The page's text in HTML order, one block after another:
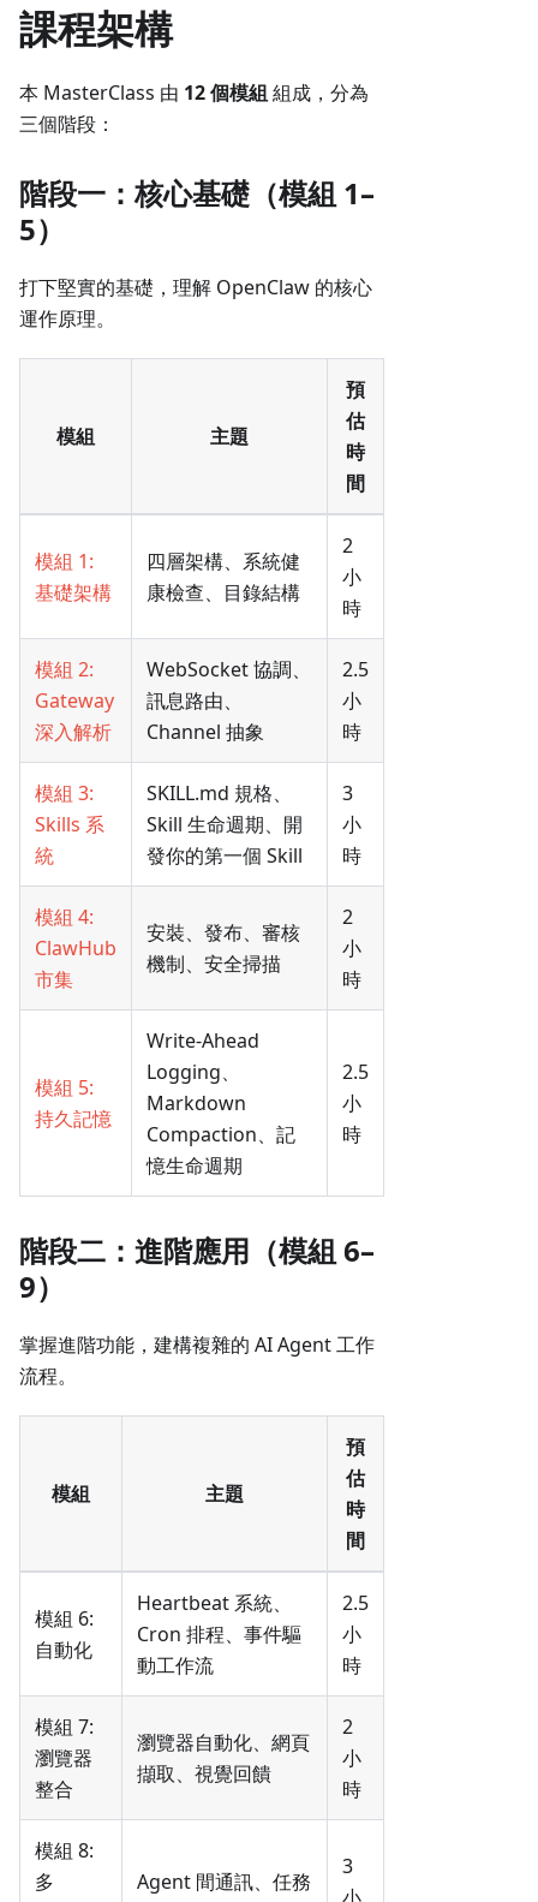
課程架構
本 MasterClass 由 12 個模組 組成，分為
三個階段：
階段一：核心基礎（模組 1–
5）
打下堅實的基礎，理解 OpenClaw 的核心
運作原理。
模組 主題
預
估
時
間
模組 1:
基礎架構
四層架構、系統健
康檢查、目錄結構
2
小
時
模組 2:
Gateway
深入解析
WebSocket 協調、
訊息路由、
Channel 抽象
2.5
小
時
模組 3:
Skills 系
統
SKILL.md 規格、
Skill 生命週期、開
發你的第一個 Skill
3
小
時
模組 4:
ClawHub
市集
安裝、發布、審核
機制、安全掃描
2
小
時
模組 5:
持久記憶
Write-Ahead
Logging、
Markdown
Compaction、記
憶生命週期
2.5
小
時
階段二：進階應用（模組 6–
9）
掌握進階功能，建構複雜的 AI Agent 工作
流程。
模組 主題
預
估
時
間
模組 6:
自動化
Heartbeat 系統、
Cron 排程、事件驅
動工作流
2.5
小
時
模組 7:
瀏覽器
整合
瀏覽器自動化、網頁
擷取、視覺回饋
2
小
時
模組 8:
多
Agent 間通訊、任務
3
小